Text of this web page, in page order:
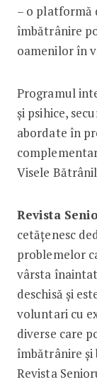
– o platformă
îmbătrânire
oamenilor în
Programul
și psihice,
abordate în
Visele
Revista
cetățenesc
problemelor
vârsta
deschisă și
voluntari cu
diverse care
îmbătrânire și
Revista